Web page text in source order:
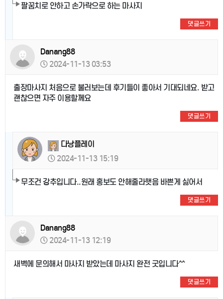
팔꿈치로 안하고 손가락으로 하는 마사지
댓글쓰기
Danang88
2024-11-13 03:53
출장마사지 처음으로 불러보는데 후기들이 좋아서 기대되네요. 받고
괜찮으면 자주 이용할께요
댓글쓰기
다낭플레이
2024-11-13 15:19
무조건 강추입니다..원래 홍보도 안해줄라햇음 바쁜게 싫어서
댓글쓰기
Danang88
2024-11-13 12:19
새벽에 문의해서 마사지 받았는데 마사지 완전 굿입니다^^
댓글쓰기